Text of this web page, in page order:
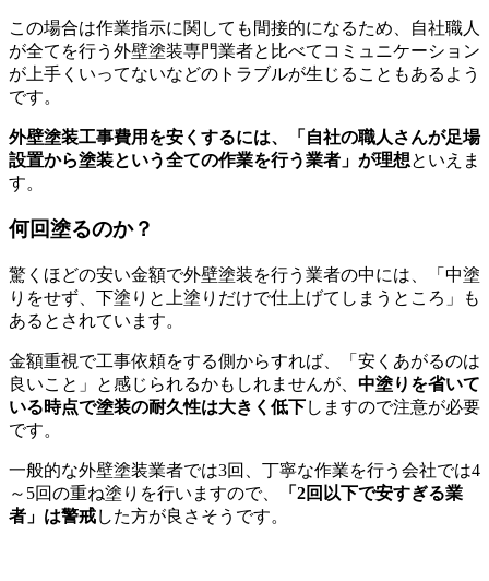
この場合は作業指示に関しても間接的になるため、自社職人
が全てを行う外壁塗装専門業者と比べてコミュニケーション
が上手くいってないなどのトラブルが生じることもあるよう
です。
外壁塗装工事費用を安くするには、「自社の職人さんが足場
設置から塗装という全ての作業を行う業者」が理想といえま
す。
何回塗るのか？
驚くほどの安い金額で外壁塗装を行う業者の中には、「中塗
りをせず、下塗りと上塗りだけで仕上げてしまうところ」も
あるとされています。
金額重視で工事依頼をする側からすれば、「安くあがるのは
良いこと」と感じられるかもしれませんが、 中塗りを省いて
いる時点で塗装の耐久性は大きく低下しますので注意が必要
です。
一般的な外壁塗装業者では3回、丁寧な作業を行う会社では4
～5回の重ね塗り を行いますので、
「2回以下で安すぎる業
者」は警戒した方が良さそうです。